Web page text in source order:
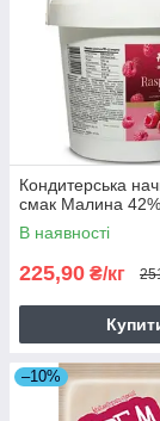
Кондитерська
смак Малина
В наявності
225,90 ₴/кг
–10%